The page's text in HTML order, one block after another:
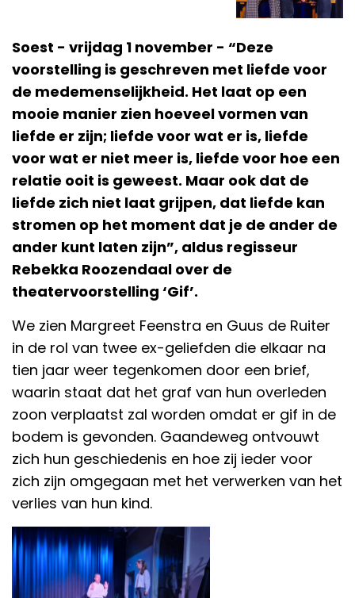
Soest - vrijdag 1 november - “Deze
voorstelling is geschreven met liefde voor
de medemenselijkheid. Het laat op een
mooie manier zien hoeveel vormen van
liefde er zijn; liefde voor wat er is, liefde
voor wat er niet meer is, liefde voor hoe een
relatie ooit is geweest. Maar ook dat de
liefde zich niet laat grijpen, dat liefde kan
stromen op het moment dat je de ander de
ander kunt laten zijn”, aldus regisseur
Rebekka Roozendaal over de
theatervoorstelling ‘Gif’.
We zien Margreet Feenstra en Guus de Ruiter
in de rol van twee ex-geliefden die elkaar na
tien jaar weer tegenkomen door een brief,
waarin staat dat het graf van hun overleden
zoon verplaatst zal worden omdat er gif in de
bodem is gevonden. Gaandeweg ontvouwt
zich hun geschiedenis en hoe zij ieder voor
zich zijn omgegaan met het verwerken van het
verlies van hun kind.